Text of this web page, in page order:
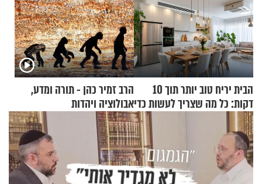
הבית יריח טוב יותר תוך 10
דקות: כל מה שצריך לעשות כדי
לרענן את הבית
הרב זמיר כהן - תורה ומדע,
אבולוציה ויהדות